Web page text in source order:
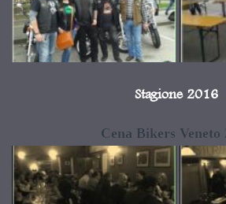
Stagione 2016
Cena Bikers Veneto